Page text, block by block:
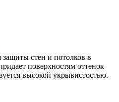
стен и потолков в
поверхностям оттенок
высокой укрывистостью.